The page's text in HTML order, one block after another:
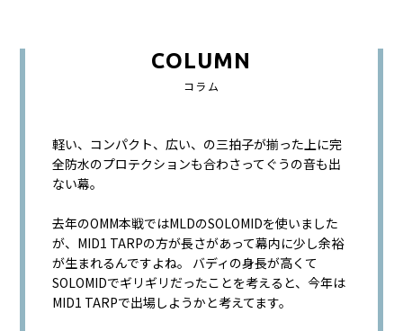
COLUMN
コラム
軽い、コンパクト、広い、の三拍子が揃った上に完
全防水のプロテクションも合わさってぐうの音も出
ない幕。
去年のOMM本戦ではMLDのSOLOMIDを使いました
が、MID1 TARPの方が長さがあって幕内に少し余裕
が生まれるんですよね。 バディの身長が高くて
SOLOMIDでギリギリだったことを考えると、今年は
MID1 TARPで出場しようかと考えてます。